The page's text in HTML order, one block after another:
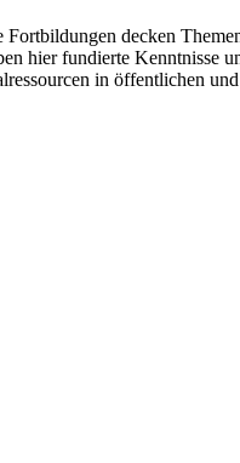
decken
hier fundierte Kenntnisse
in öffentlichen